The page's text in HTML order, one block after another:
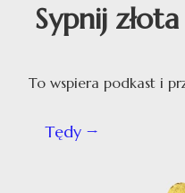
Sypnij
To wspiera podkast i
Tędy